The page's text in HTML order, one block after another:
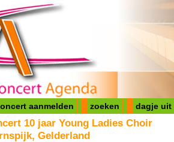
aanmelden zoeken dagje uit
10 jaar Young Ladies Choir
Gelderland